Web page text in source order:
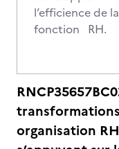
l’efficience de la
fonction RH.
organisation